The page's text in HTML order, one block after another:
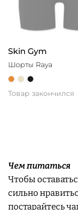
Skin Gym
Шорты Raya
Товар закончился
Чем питаться
Чтобы
сильно
постарайтесь